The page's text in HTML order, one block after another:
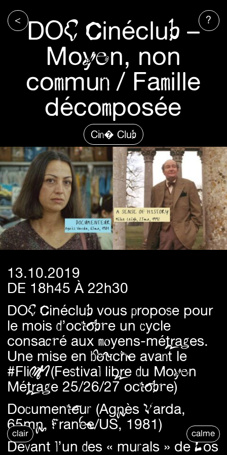
clair calme
< ?
DOC Cinéclub –
Moyen, non
commun / Famille
décomposée
Cin� Club
13.10.2019
DE 18h45 À 22h30
DOC Cinéclub vous propose pour
le mois d’octobre un cycle
consacré aux moyens-métrages.
Une mise en bouche avant le
#FliMM(Festival libre du Moyen
Métrage 25/26/27 octobre)
Documenteur (Agnès Varda,
65mn, France/US, 1981)
Devant l’un des « murals » de Los